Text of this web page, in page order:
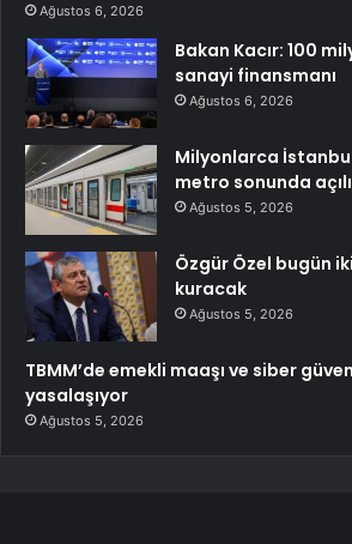
Ağustos 6, 2026
Bakan Kacır: 100
sanayi finansmanı
Ağustos 6, 2026
Milyonlarca
metro sonunda
Ağustos 5, 2026
Özgür Özel bugün
kuracak
Ağustos 5, 2026
TBMM’de emekli maaşı ve siber
yasalaşıyor
Ağustos 5, 2026